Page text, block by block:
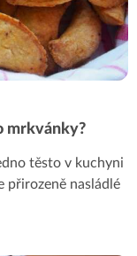
mrkvánky?
těsto v kuchyni
přirozeně nasládlé